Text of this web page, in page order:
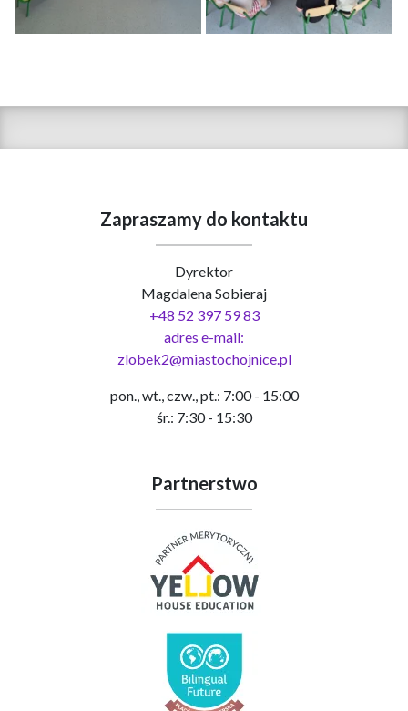
Zapraszamy do kontaktu
Dyrektor
Magdalena Sobieraj
+48 52 397 59 83
adres e-mail:
zlobek2@miastochojnice.pl
pon., wt., czw., pt.: 7:00 - 15:00
śr.: 7:30 - 15:30
Partnerstwo